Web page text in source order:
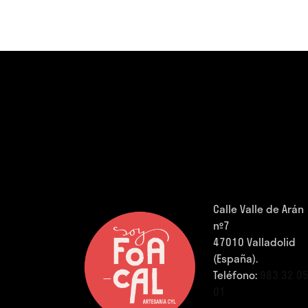
Calle Valle de Arán
nº7
47010 Valladolid
(España).
Teléfono: